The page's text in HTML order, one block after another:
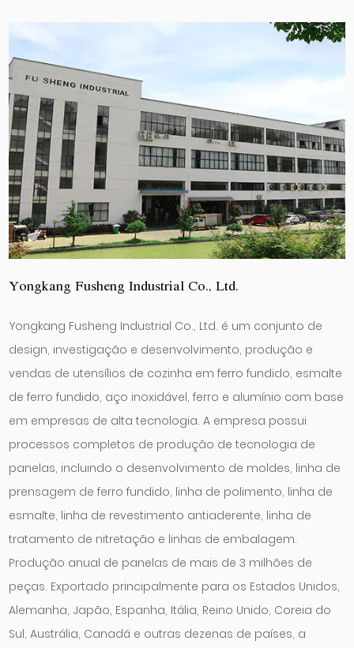
Yongkang Fusheng Industrial Co., Ltd.
Yongkang Fusheng Industrial Co., Ltd. é um conjunto de
design, investigação e desenvolvimento, produção e
vendas de utensílios de cozinha em ferro fundido, esmalte
de ferro fundido, aço inoxidável, ferro e alumínio com base
em empresas de alta tecnologia. A empresa possui
processos completos de produção de tecnologia de
panelas, incluindo o desenvolvimento de moldes, linha de
prensagem de ferro fundido, linha de polimento, linha de
esmalte, linha de revestimento antiaderente, linha de
tratamento de nitretação e linhas de embalagem.
Produção anual de panelas de mais de 3 milhões de
peças. Exportado principalmente para os Estados Unidos,
Alemanha, Japão, Espanha, Itália, Reino Unido, Coreia do
Sul, Austrália, Canadá e outras dezenas de países, a